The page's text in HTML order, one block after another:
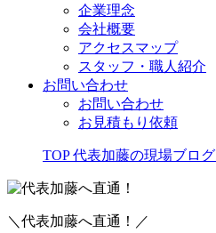
企業理念
会社概要
アクセスマップ
スタッフ・職人紹介
お問い合わせ
お問い合わせ
お見積もり依頼
TOP 代表加藤の現場ブログ
＼代表加藤へ直通！／